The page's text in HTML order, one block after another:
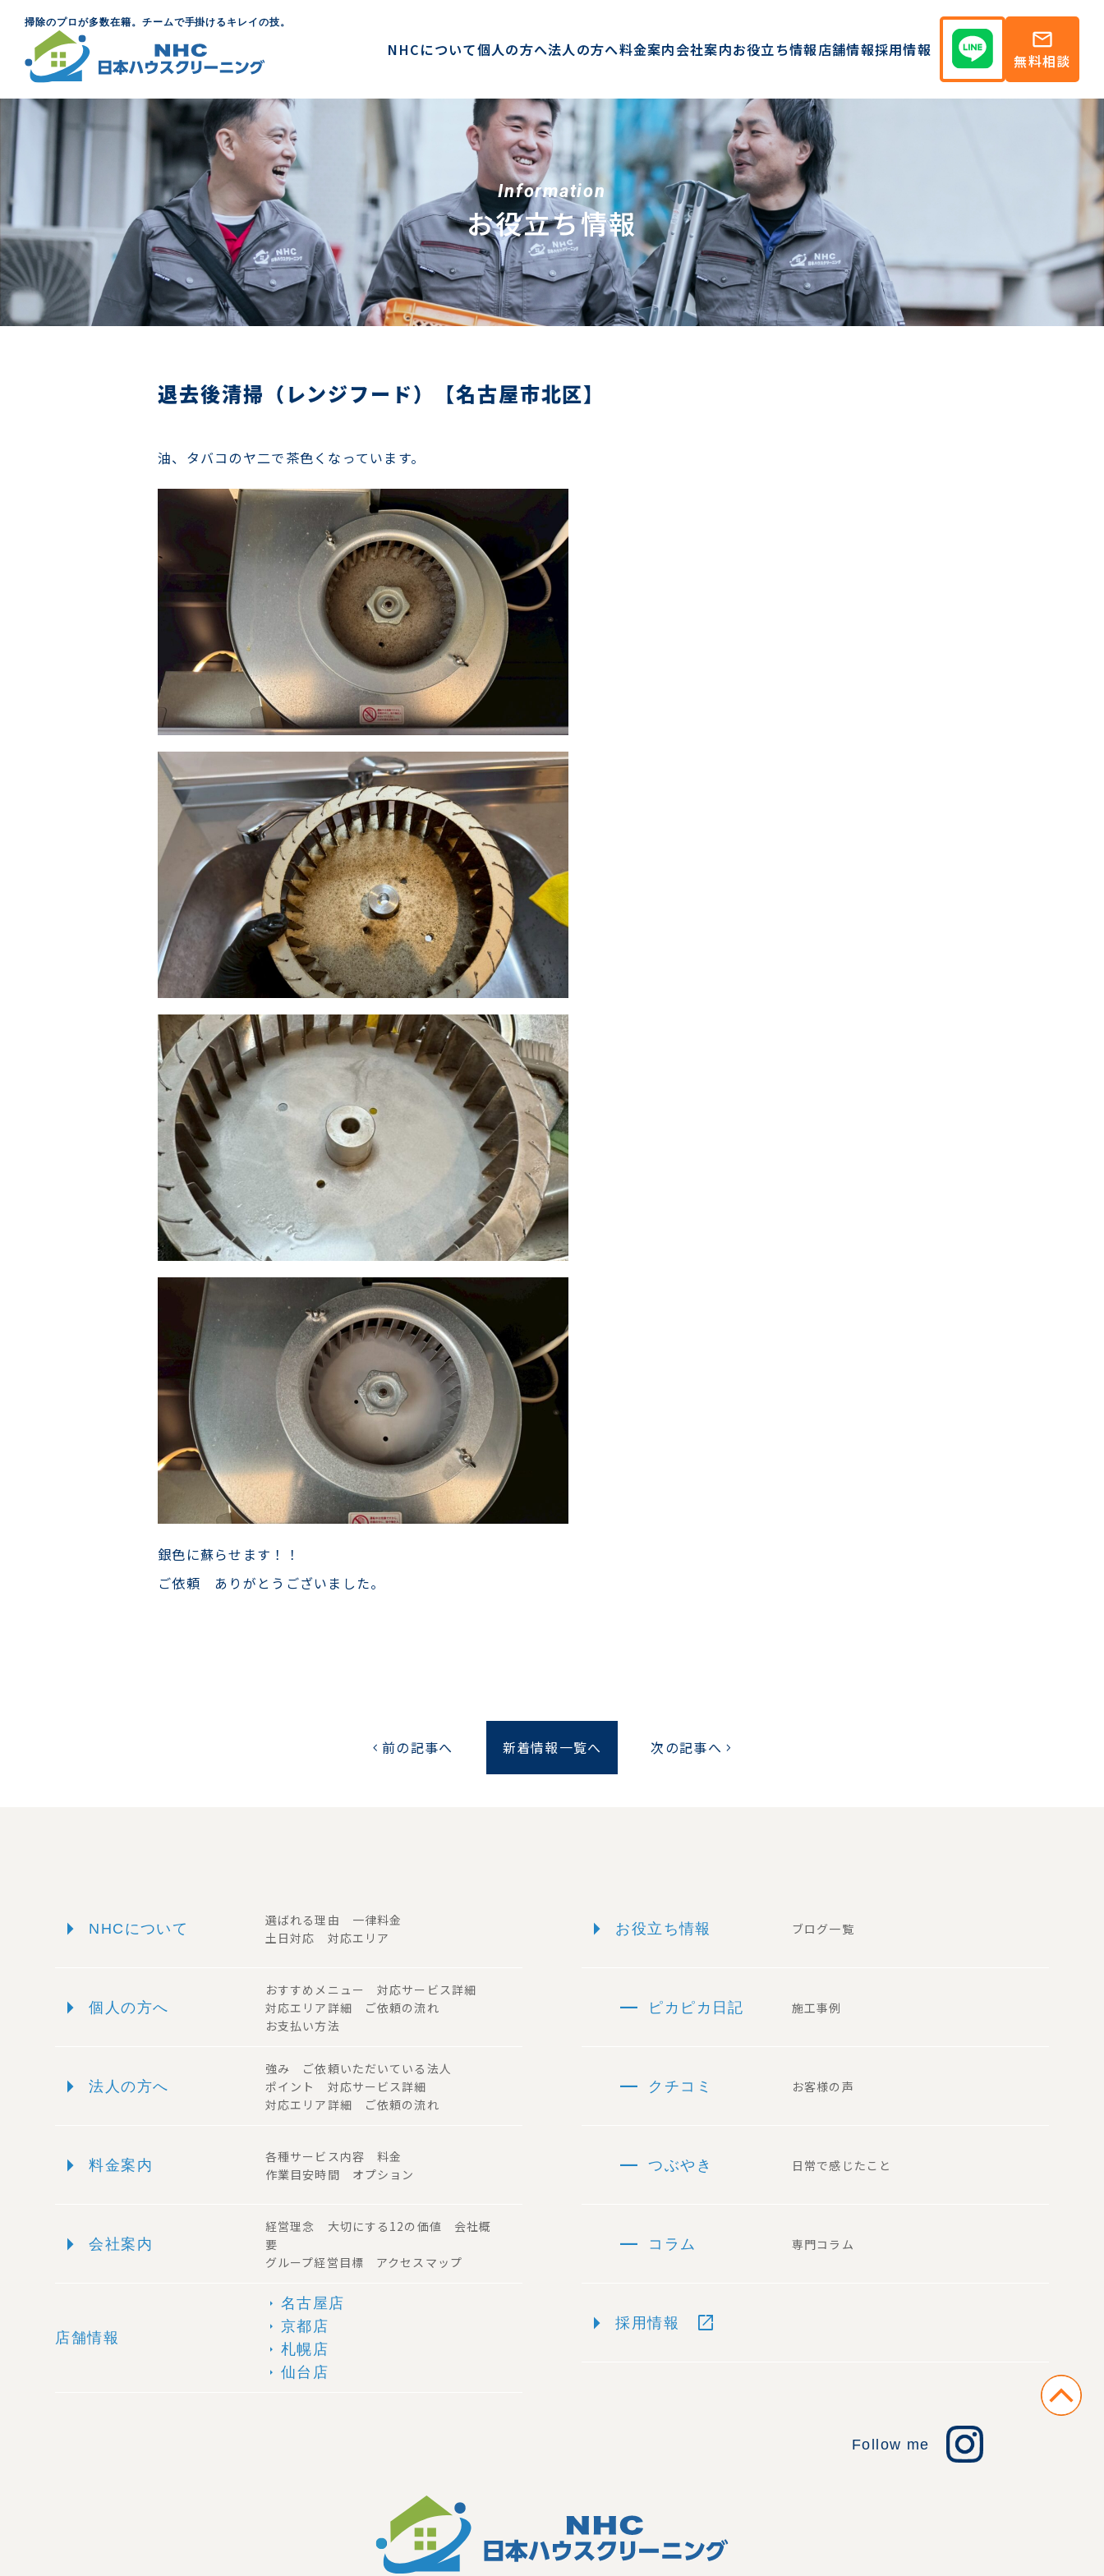
掃除のプロが多数在籍。チームで手掛けるキレイの技。
NHCについて個人の方へ法人の方へ料金案内会社案内お役立ち情報店舗情報採用情報 mail
無料相談
Information
お役立ち情報
退去後清掃（レンジフード）【名古屋市北区】
油、タバコのヤ二で茶色くなっています。
銀色に蘇らせます！！
ご依頼 ありがとうございました。
chevron_left前の記事へ 新着情報一覧へ 次の記事へ chevron_right
arrow_right NHCについて
選ばれる理由 一律料金
土日対応 対応エリア
arrow_right 個人の方へ
おすすめメニュー 対応サービス詳細
対応エリア詳細 ご依頼の流れ
お支払い方法
arrow_right 法人の方へ
強み ご依頼いただいている法人
ポイント 対応サービス詳細
対応エリア詳細 ご依頼の流れ
arrow_right 料金案内
各種サービス内容 料金
作業目安時間 オプション
arrow_right 会社案内
経営理念 大切にする12の価値 会社概
要
グループ経営目標 アクセスマップ
店舗情報
arrow_right 名古屋店
arrow_right 京都店
arrow_right 札幌店
arrow_right 仙台店
arrow_right お役立ち情報 ブログ一覧
remove ピカピカ日記 施工事例
remove クチコミ お客様の声
remove つぶやき 日常で感じたこと
remove コラム 専門コラム
arrow_right 採用情報 open_in_new
Follow me